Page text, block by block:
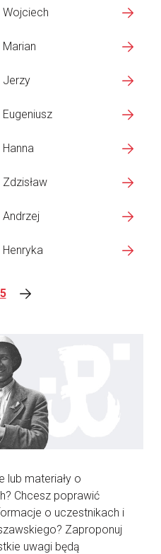
Wojciech
Marian
Jerzy
Eugeniusz
Hanna
Zdzisław
Andrzej
Henryka
5
lub materiały o
Chcesz poprawić
o uczestnikach i
Zaproponuj
uwagi będą